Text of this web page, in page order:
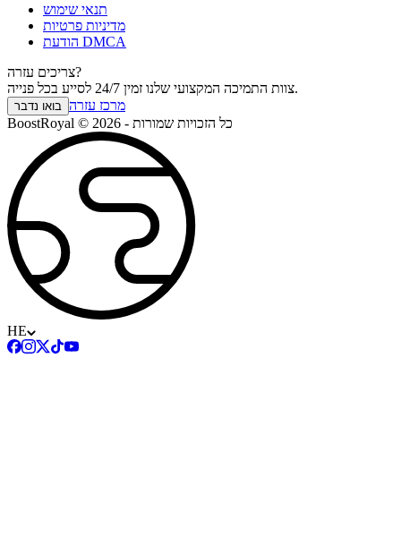
תנאי שימוש
מדיניות פרטיות
הודעת DMCA
צריכים עזרה?
צוות התמיכה המקצועי שלנו זמין 24/7 לסייע בכל פנייה.
בואו נדבר מרכז עזרה
BoostRoyal © 2026 - כל הזכויות שמורות
HE